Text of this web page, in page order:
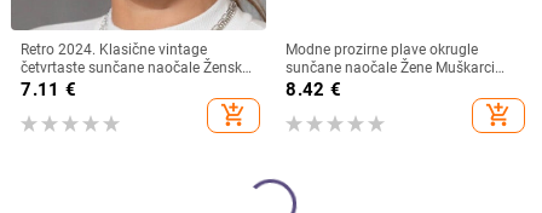
Retro 2024. Klasične vintage
četvrtaste sunčane naočale Ženske
velike sunčane naočale Ženske
muške Retro Leopard Luksuzne
sunčane naočale UV400
7.11 €
add_shopping_cart
Modne prozirne plave okrugle
sunčane naočale Žene Muškarci
2024 Retro kornjačaste male
četvrtaste sunčane naočale UV400
Lunettes De Soleil
8.42 €
add_shopping_cart